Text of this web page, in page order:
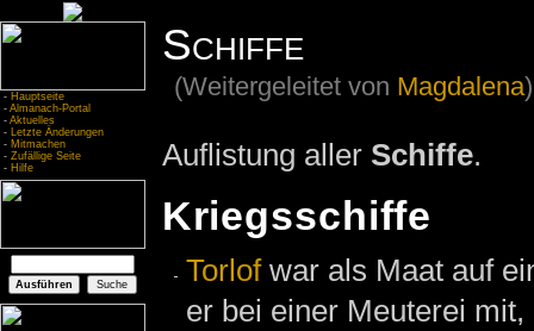
- Hauptseite
- Almanach-Portal
- Aktuelles
- Letzte Änderungen
- Mitmachen
- Zufällige Seite
- Hilfe
Schiffe
(Weitergeleitet von Magdalena)
Auflistung aller Schiffe.
Kriegsschiffe
Torlofwar als Maat auf
er bei einer Meuterei